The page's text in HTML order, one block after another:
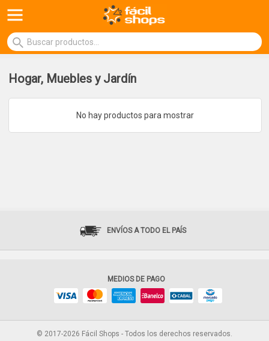
Hogar, Muebles y Jardín
No hay productos para mostrar
ENVÍOS A TODO EL PAÍS
MEDIOS DE PAGO
© 2017-2026 Fácil Shops - Todos los derechos reservados.